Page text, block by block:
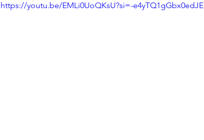
https://youtu.be/EMLi0UoQKsU?si=-e4yTQ1gGbx0edJE